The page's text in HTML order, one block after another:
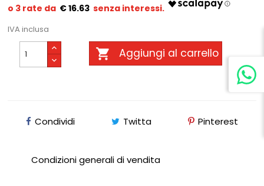
€ 16.63
IVA inclusa
 Aggiungi al carrello
Condividi Twitta Pinterest
Condizioni generali di vendita